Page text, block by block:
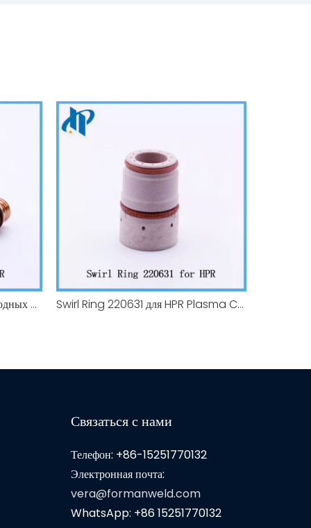
Электрод FM.220629 для расходных материалов резака плазменной резки HPR 400А Swirl Ring 220631 для HPR Plasma Cutcry Forturables 400a
Связаться с нами
Телефон: +86-15251770132
Электронная почта:
vera@formanweld.com
WhatsApp: +86 15251770132